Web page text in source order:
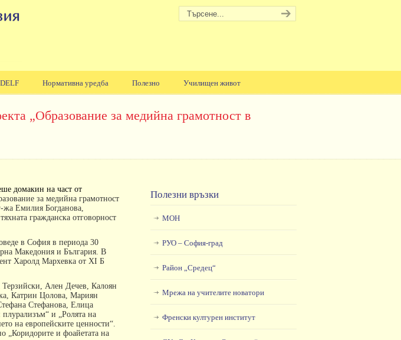
DELF Нормативна уредба Полезно Училищен живот
„Образование за медийна грамотност в
домакин на част от
за медийна грамотност
жа Емилия Богданова,
гражданска отговорност
в София в периода 30
Македония и България. В
Харолд Мархевка от ХІ Б
Терзийски, Ален Дечев, Калоян
Катрин Цолова, Мариян
Стефанова, Елица
и „Ролята на
на европейските ценности“.
„Коридорите и фоайетата на
Полезни връзки
МОН
РУО – София-град
Район „Средец“
Мрежа на учителите новатори
Френски културен институт